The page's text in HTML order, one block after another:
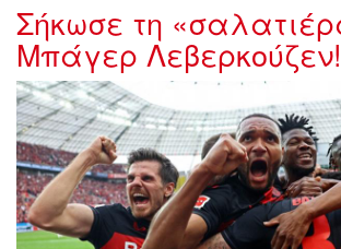
Σήκωσε τη
Μπάγερ Λεβερκούζεν!
ddd_204702.jpeg